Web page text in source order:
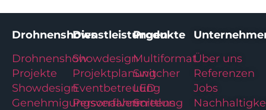
Drohnenshows
Drohnenshow
Projekte
Showdesign
Genehmigungsverfahren
Dienstleistungen
Showdesign
Projektplanung
Eventbetreuung
Personalvermittlung
Produkte
Multiformat
Switcher
LED
Screens
Über uns
Referenzen
Jobs